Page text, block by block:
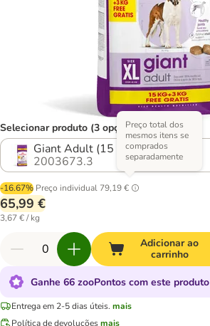
Selecionar produto (3 opções)
Giant Adult (15 + 3 kg)
2003673.3
-16.67% Preço individual 79,19 €
Preço total dos
mesmos itens se
comprados
separadamente
65,99 €
3,67 € / kg
Adicionar ao
carrinho
Ganhe 66 zooPontos com este produto
Entrega em 2-5 dias úteis. mais
Política de devoluçõesmais